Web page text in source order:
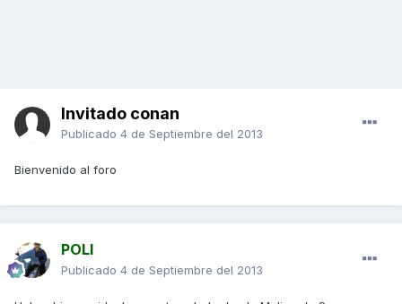
Invitado conan
Publicado 4 de Septiembre del 2013
Bienvenido al foro
POLI
Publicado 4 de Septiembre del 2013